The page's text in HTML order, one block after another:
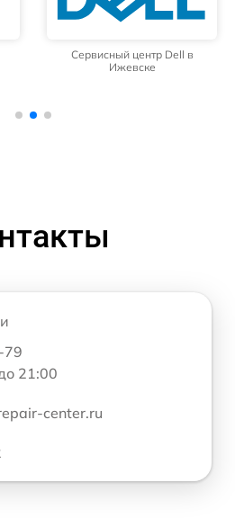
в
Сервисный центр HP в
79
21:00
center.ru